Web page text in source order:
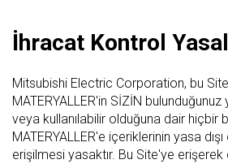
İhracat Kontrol
Mitsubishi Electric Corporation, bu
MATERYALLER'in SİZİN
veya kullanılabilir olduğuna dair hiçbir
MATERYALLER'e içeriklerinin yasa
erişilmesi yasaktır. Bu Site'ye